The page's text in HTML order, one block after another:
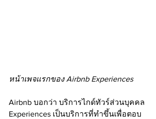
หน้าเพจแรกของ Airbnb Experiences
Airbnb บอกว่า บริการไกด์ทัวร์ส่วนบุคคล
Experiences เป็นบริการที่ทำขึ้นเพื่อตอบ